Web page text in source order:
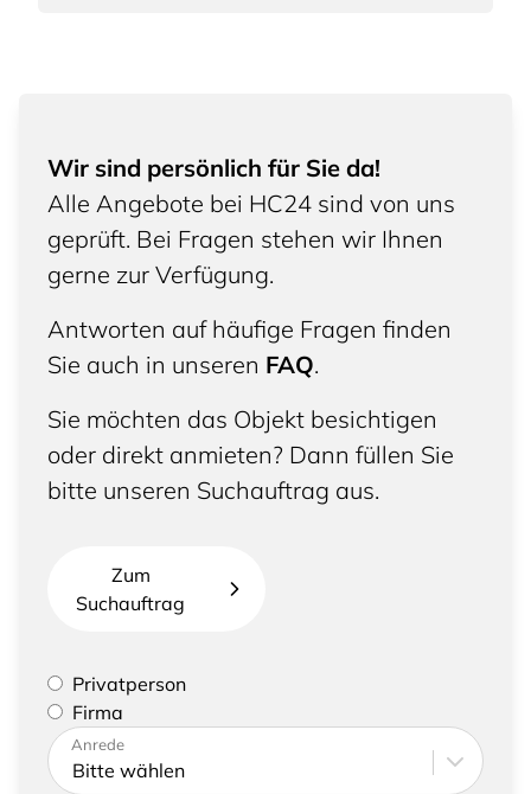
Wir sind persönlich für Sie da!
Alle Angebote bei HC24 sind von uns
geprüft. Bei Fragen stehen wir Ihnen
gerne zur Verfügung.
Antworten auf häufige Fragen finden
Sie auch in unseren FAQ.
Sie möchten das Objekt besichtigen
oder direkt anmieten? Dann füllen Sie
bitte unseren Suchauftrag aus.
Zum
Suchauftrag
Bitte geben Sie an, ob Sie eine Privatperson sind
oder eine Firma vertreten
Privatperson
Firma
Bitte tragen Sie Ihre Adresse sowie
Kontaktdaten ein
Anrede